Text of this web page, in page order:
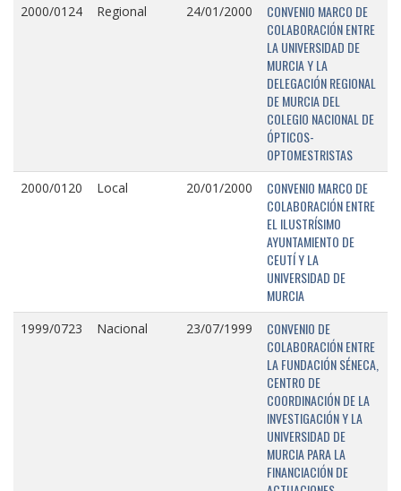
2000/0124 Regional 24/01/2000
CONVENIO MARCO DE
COLABORACIÓN ENTRE
LA UNIVERSIDAD DE
MURCIA Y LA
DELEGACIÓN REGIONAL
DE MURCIA DEL
COLEGIO NACIONAL DE
ÓPTICOS-
OPTOMESTRISTAS
2000/0120 Local 20/01/2000
CONVENIO MARCO DE
COLABORACIÓN ENTRE
EL ILUSTRÍSIMO
AYUNTAMIENTO DE
CEUTÍ Y LA
UNIVERSIDAD DE
MURCIA
1999/0723 Nacional 23/07/1999
CONVENIO DE
COLABORACIÓN ENTRE
LA FUNDACIÓN SÉNECA,
CENTRO DE
COORDINACIÓN DE LA
INVESTIGACIÓN Y LA
UNIVERSIDAD DE
MURCIA PARA LA
FINANCIACIÓN DE